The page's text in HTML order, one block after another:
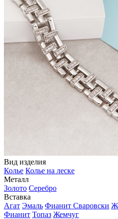
Вид изделия
Колье Колье на леске
Металл
Золото Серебро
Вставка
Агат Эмаль Фианит Сваровски
Фианит Топаз Жемчуг